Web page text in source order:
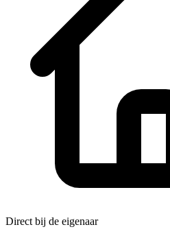
Direct bij de eigenaar